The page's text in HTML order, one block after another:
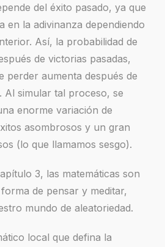
del éxito pasado, ya que
en la adivinanza dependiendo
Así, la probabilidad de
de victorias pasadas,
perder aumenta después de
Al simular tal proceso, se
enorme variación de
asombrosos y un gran
(lo que llamamos sesgo).
3, las matemáticas son
de pensar y meditar,
mundo de aleatoriedad.
local que defina la